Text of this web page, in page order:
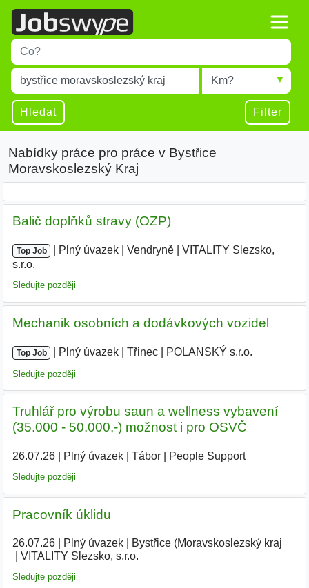
Title
Type 1 or more characters for results.
Místo
Type 1 or more characters for results.
Radius
Hledat Filter
Nabídky práce pro práce v Bystřice
Moravskoslezský Kraj
Balič doplňků stravy (OZP)
Top Job Plný úvazek Vendryně
VITALITY Slezsko,
s.r.o.
Sledujte později
Mechanik osobních a dodávkových vozidel
Top Job Plný úvazek Třinec POLANSKÝ s.r.o.
Sledujte později
Truhlář pro výrobu saun a wellness vybavení
(35.000 - 50.000,-) možnost i pro OSVČ
26.07.26| Plný úvazek| Tábor| People Support|
Sledujte později
Pracovník úklidu
26.07.26| Plný úvazek| Bystřice (Moravskoslezský kraj
VITALITY Slezsko, s.r.o.
Sledujte později